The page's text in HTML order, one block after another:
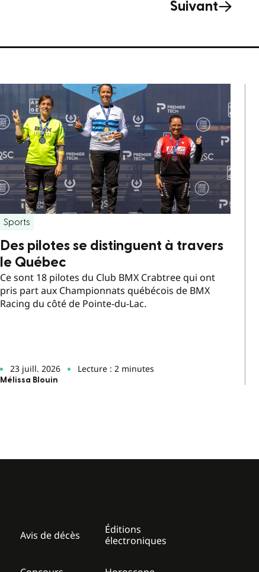
Suivant
Sports
Des pilotes se distinguent à travers
le Québec
Ce sont 18 pilotes du Club BMX Crabtree qui ont
pris part aux Championnats québécois de BMX
Racing du côté de Pointe-du-Lac.
23 juill. 2026 Lecture : 2 minutes
Mélissa Blouin
Avis de décès
Éditions
électroniques